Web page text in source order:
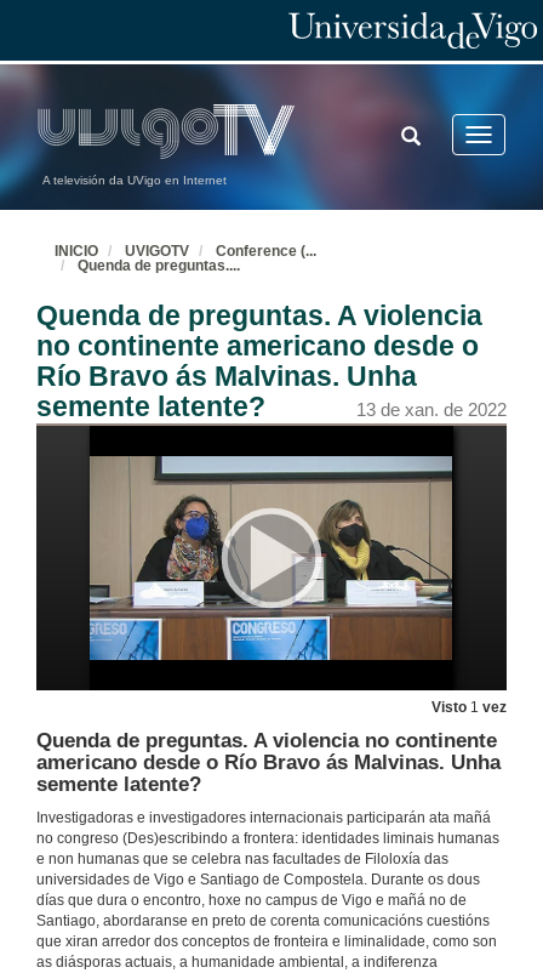
A televisión da UVigo en Internet
Toggle
TOGGLE
SEARCH
INICIO UVIGOTV Conference (...
Quenda de preguntas....
Quenda de preguntas. A violencia
no continente americano desde o
Río Bravo ás Malvinas. Unha
semente latente?
13 de xan. de 2022
Visto 1 vez
Quenda de preguntas. A violencia no continente
americano desde o Río Bravo ás Malvinas. Unha
semente latente?
Investigadoras e investigadores internacionais participarán ata mañá
no congreso (Des)escribindo a frontera: identidades liminais humanas
e non humanas que se celebra nas facultades de Filoloxía das
universidades de Vigo e Santiago de Compostela. Durante os dous
días que dura o encontro, hoxe no campus de Vigo e mañá no de
Santiago, abordaranse en preto de corenta comunicacións cuestións
que xiran arredor dos conceptos de fronteira e liminalidade, como son
as diásporas actuais, a humanidade ambiental, a indiferenza